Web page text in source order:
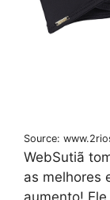
Source:
WebSutiã
as melhores